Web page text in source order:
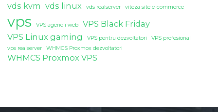
vds kvm vds linux vds realserver viteza site e-commerce
vps VPS agencii web
VPS Black Friday
VPS Linux gaming
VPS pentru dezvoltatori
VPS profesional
vps realserver
WHMCS Proxmox dezvoltatori
WHMCS Proxmox VPS